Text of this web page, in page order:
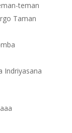
teman
Taman
Indriyasana